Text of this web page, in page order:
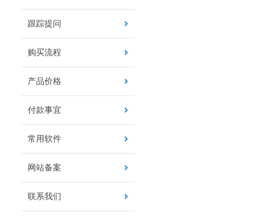
跟踪提问
购买流程
产品价格
付款事宜
常用软件
网站备案
联系我们